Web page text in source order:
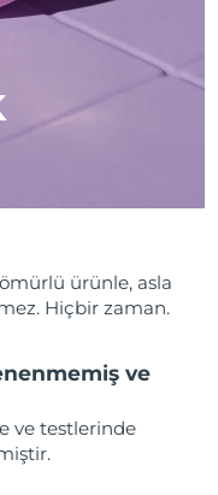
ürünle, asla
Hiçbir zaman.
ve
ve testlerinde